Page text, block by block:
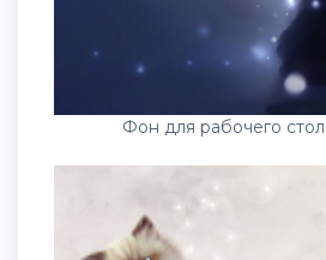
Фон для рабочего